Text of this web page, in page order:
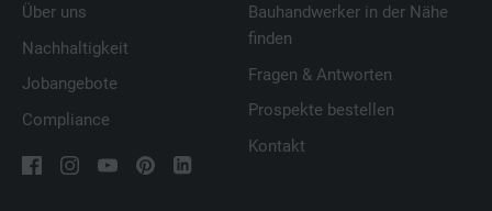
Über uns
Nachhaltigkeit
Jobangebote
Compliance
Bauhandwerker in der Nähe
finden
Fragen & Antworten
Prospekte bestellen
Kontakt
Zweck
Wird verwendet, um Besucher auf
mehreren Webseiten zu verfolgen, um
Präferenzen des Besuchers zu